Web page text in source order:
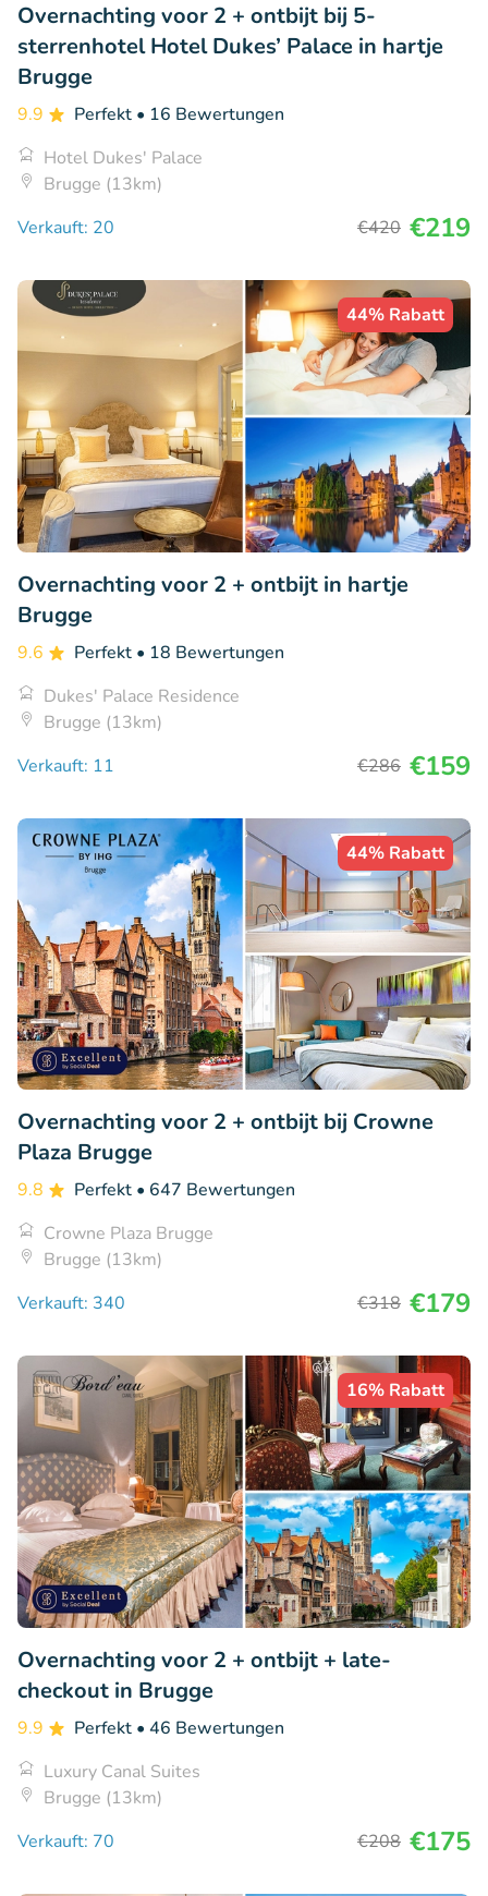
Overnachting voor 2 + ontbijt bij 5-
sterrenhotel Hotel Dukes’ Palace in hartje
Brugge
9.9 Perfekt • 16 Bewertungen
Hotel Dukes' Palace
Brugge (13km)
Verkauft: 20
€420 €219
44% Rabatt
Overnachting voor 2 + ontbijt in hartje
Brugge
9.6 Perfekt • 18 Bewertungen
Dukes' Palace Residence
Brugge (13km)
Verkauft: 11
€286 €159
44% Rabatt
Overnachting voor 2 + ontbijt bij Crowne
Plaza Brugge
9.8 Perfekt • 647 Bewertungen
Crowne Plaza Brugge
Brugge (13km)
Verkauft: 340
€318 €179
16% Rabatt
Overnachting voor 2 + ontbijt + late-
checkout in Brugge
9.9 Perfekt • 46 Bewertungen
Luxury Canal Suites
Brugge (13km)
Verkauft: 70
€208 €175